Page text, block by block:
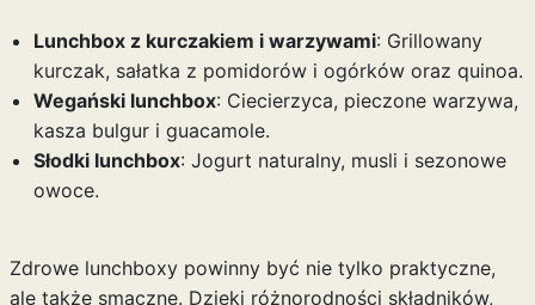
Lunchbox z kurczakiem i warzywami: Grillowany
kurczak, sałatka z pomidorów i ogórków oraz quinoa.
Wegański lunchbox: Ciecierzyca, pieczone warzywa,
kasza bulgur i guacamole.
Słodki lunchbox: Jogurt naturalny, musli i sezonowe
owoce.
Zdrowe lunchboxy powinny być nie tylko praktyczne,
ale także smaczne. Dzięki różnorodności składników,